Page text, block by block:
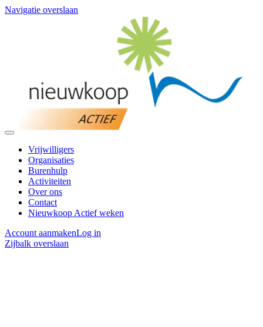
Navigatie overslaan
Vrijwilligers
Organisaties
Burenhulp
Activiteiten
Over ons
Contact
Nieuwkoop Actief weken
Account aanmakenLog in
Zijbalk overslaan